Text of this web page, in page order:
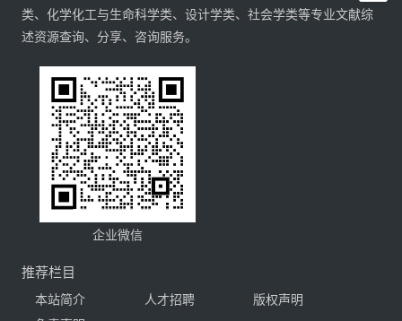
类、化学化工与生命科学类、设计学类、社会学类等专业文献综
述资源查询、分享、咨询服务。
企业微信
推荐栏目
本站简介 人才招聘
版权声明